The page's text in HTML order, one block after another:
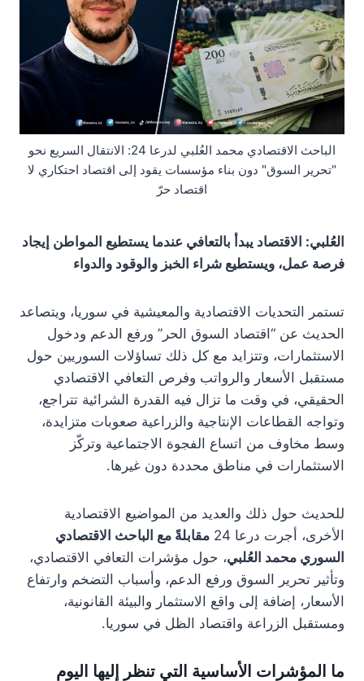
الباحث الاقتصادي محمد العُلبي لدرعا 24: الانتقال السريع نحو
"تحرير السوق" دون بناء مؤسسات يقود إلى اقتصاد احتكاري لا
اقتصاد حرّ
العُلبي: الاقتصاد يبدأ بالتعافي عندما يستطيع المواطن إيجاد
فرصة عمل، ويستطيع شراء الخبز والوقود والدواء
تستمر التحديات الاقتصادية والمعيشية في سوريا، ويتصاعد
الحديث عن “اقتصاد السوق الحر” ورفع الدعم ودخول
الاستثمارات، وتتزايد مع كل ذلك تساؤلات السوريين حول
مستقبل الأسعار والرواتب وفرص التعافي الاقتصادي
الحقيقي، في وقت ما تزال فيه القدرة الشرائية تتراجع،
وتواجه القطاعات الإنتاجية والزراعية صعوبات متزايدة،
وسط مخاوف من اتساع الفجوة الاجتماعية وتركّز
الاستثمارات في مناطق محددة دون غيرها.
للحديث حول ذلك والعديد من المواضيع الاقتصادية
الأخرى، أجرت درعا 24
مقابلةً مع الباحث الاقتصادي
السوري محمد العُلبي، حول مؤشرات التعافي الاقتصادي،
وتأثير تحرير السوق ورفع الدعم، وأسباب التضخم وارتفاع
الأسعار، إضافة إلى واقع الاستثمار والبيئة القانونية،
ومستقبل الزراعة واقتصاد الظل في سوريا.
ما المؤشرات الأساسية التي تنظر إليها اليوم